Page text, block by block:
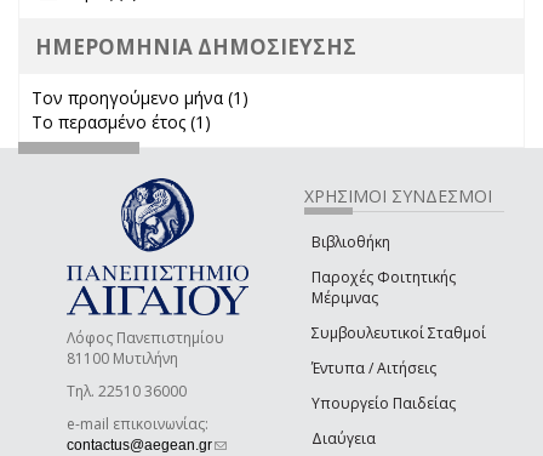
ΗΜΕΡΟΜΗΝΙΑ ΔΗΜΟΣΙΕΥΣΗΣ
Τον προηγούμενο μήνα (1)
Το περασμένο έτος (1)
Λόφος Πανεπιστημίου
81100 Μυτιλήνη
Τηλ. 22510 36000
e-mail επικοινωνίας:
contactus@aegean.gr(link sends e-mail)
ΧΡΗΣΙΜΟΙ ΣΥΝΔΕΣΜΟΙ
Βιβλιοθήκη
Παροχές Φοιτητικής
Μέριμνας
Συμβουλευτικοί Σταθμοί
Έντυπα / Αιτήσεις
Υπουργείο Παιδείας
Διαύγεια